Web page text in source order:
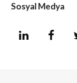
Sosyal Medya
L